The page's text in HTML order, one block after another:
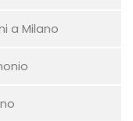
a Milano